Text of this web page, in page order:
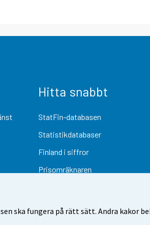
ska fungera på rätt sätt. Andra kakor
Hitta snabbt
StatFin-databasen
Statistikdatabaser
Finland i siffror
Prisomräknaren